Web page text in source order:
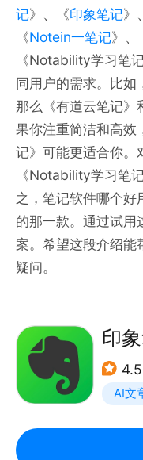
记》、《印象笔记》
《Notein一笔记》、
《Notability学习笔
同用户的需求。比如
那么《有道云笔记》
果你注重简洁和高
记》可能更适合你。
《Notability学习笔
之，笔记软件哪个好
的那一款。通过试用
案。希望这段介绍能
疑问。
印
4.5
AI文